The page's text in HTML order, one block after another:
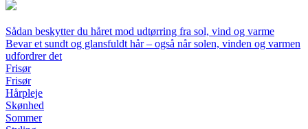
Sådan beskytter du håret mod udtørring fra sol, vind og varme
Bevar et sundt og glansfuldt hår – også når solen, vinden og varmen
udfordrer det
Frisør
Frisør
Hårpleje
Skønhed
Sommer